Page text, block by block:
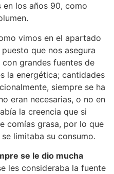
en los años 90, como
vimos en el apartado
que nos asegura
grandes fuentes de
la energética; cantidades
siempre se ha
eran necesarias, o no en
la creencia que si
comías grasa, por lo que
limitaba su consumo.
se le dio mucha
les consideraba la fuente